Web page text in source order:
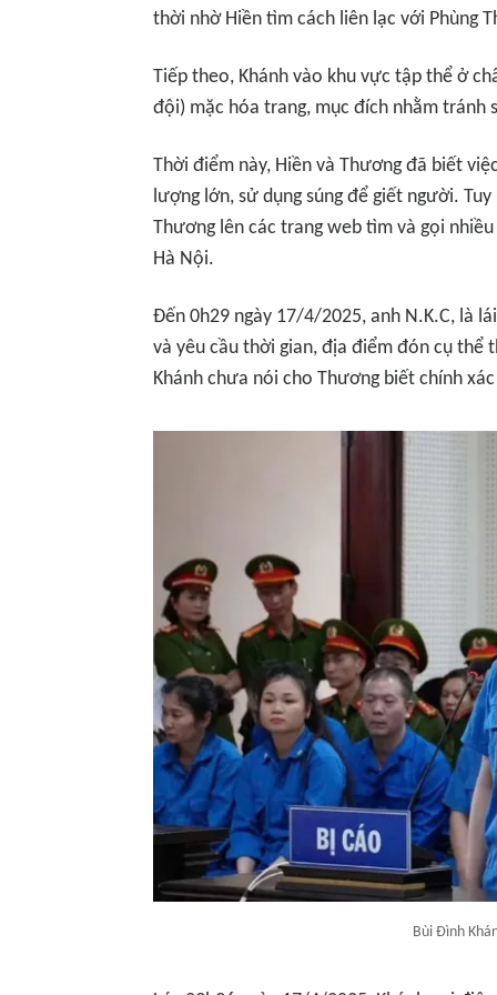
thời nhờ Hiền tìm cách liên lạc với Phùng
Tiếp theo, Khánh vào khu vực tập thể ở
đội) mặc hóa trang, mục đích nhằm tránh
Thời điểm này, Hiền và Thương đã biết
lượng lớn, sử dụng súng để giết người.
Thương lên các trang web tìm và gọi
Hà Nội.
Đến 0h29 ngày 17/4/2025, anh N.K.C, là
và yêu cầu thời gian, địa điểm đón cụ thể
Khánh chưa nói cho Thương biết chính
Bùi Đình